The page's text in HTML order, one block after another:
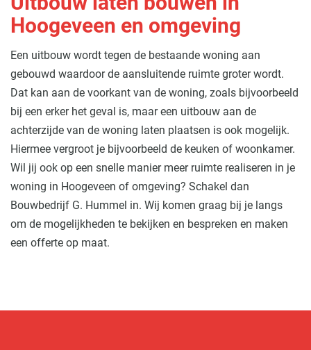
Hoogeveen en omgeving
Een uitbouw wordt tegen de bestaande woning aan
gebouwd waardoor de aansluitende ruimte groter wordt.
Dat kan aan de voorkant van de woning, zoals bijvoorbeeld
bij een erker het geval is, maar een uitbouw aan de
achterzijde van de woning laten plaatsen is ook mogelijk.
Hiermee vergroot je bijvoorbeeld de keuken of woonkamer.
Wil jij ook op een snelle manier meer ruimte realiseren in je
woning in Hoogeveen of omgeving? Schakel dan
Bouwbedrijf G. Hummel in. Wij komen graag bij je langs
om de mogelijkheden te bekijken en bespreken en maken
een offerte op maat.